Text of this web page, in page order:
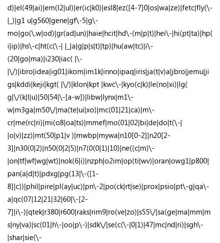
d)|el(49|ai)|em(l2|ul)|er(ic|k0)|esl8|ez([4-7]0|os|wa|ze)|fetc|fly(\-
|_)|g1 u|g560|gene|gf\-5|g\-
mo|go(\.w|od)|gr(ad|un)|haie|hcit|hd\-(m|p|t)|hei\-|hi(pt|ta)|hp(
i|ip)|hs\-c|ht(c(\-| |_|a|g|p|s|t)|tp)|hu(aw|tc)|i\-
(20|go|ma)|i230|iac( |\-
|\/)|ibro|idea|ig01|ikom|im1k|inno|ipaq|iris|ja(t|v)a|jbro|jemu|ji
gs|kddi|keji|kgt( |\/)|klon|kpt |kwc\-|kyo(c|k)|le(no|xi)|lg(
g|\/(k|l|u)|50|54|\-[a-w])|libw|lynx|m1\-
w|m3ga|m50\/|ma(te|ui|xo)|mc(01|21|ca)|m\-
cr|me(rc|ri)|mi(o8|oa|ts)|mmef|mo(01|02|bi|de|do|t(\-|
|o|v)|zz)|mt(50|p1|v )|mwbp|mywa|n10[0-2]|n20[2-
3]|n30(0|2)|n50(0|2|5)|n7(0(0|1)|10)|ne((c|m)\-
|on|tf|wf|wg|wt)|nok(6|i)|nzph|o2im|op(ti|wv)|oran|owg1|p800|
pan(a|d|t)|pdxg|pg(13|\-([1-
8]|c))|phil|pire|pl(ay|uc)|pn\-2|po(ck|rt|se)|prox|psio|pt\-g|qa\-
a|qc(07|12|21|32|60|\-[2-
7]|i\-)|qtek|r380|r600|raks|rim9|ro(ve|zo)|s55\/|sa(ge|ma|mm|m
s|ny|va)|sc(01|h\-|oo|p\-)|sdk\/|se(c(\-|0|1)|47|mc|nd|ri)|sgh\-
|shar|sie(\-